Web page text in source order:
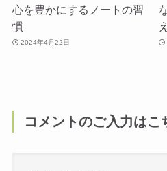
心を豊かにするノートの習
慣
2024年4月22日
コメントのご入力はこ